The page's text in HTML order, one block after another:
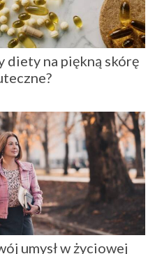
diety na piękną skórę
umysł w życiowej